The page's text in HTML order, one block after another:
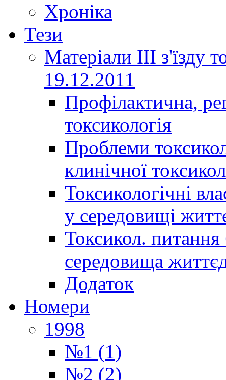
Хроніка
Тези
Матеріали ІІІ з'їзду
19.12.2011
Профілактична,
токсикологія
Проблеми
клинічної
Токсикологічні
у середовищі
Токсикол. питання
середовища
Додаток
Номери
1998
№1 (1)
№2 (2)